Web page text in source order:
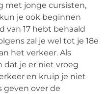
met jonge cursisten,
je ook beginnen
van 17 hebt behaald
zal je wel tot je 18e
het verkeer. Als
dat je er niet vroeg
en kruip je niet
geven over de